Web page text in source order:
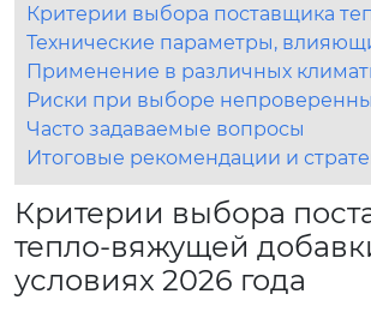
Критерии выбора поставщика
Технические параметры,
Применение в различных
Риски при выборе
Часто задаваемые вопросы
Итоговые рекомендации и
Критерии выбора
тепло-вяжущей
условиях 2026 года